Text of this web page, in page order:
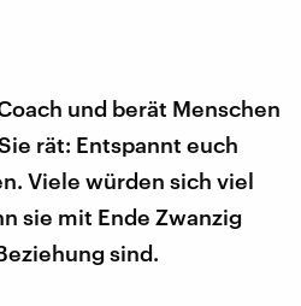
und berät Menschen
rät: Entspannt euch
Viele würden sich viel
sie mit Ende Zwanzig
sind.